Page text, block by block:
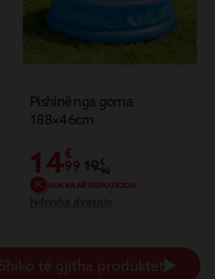
Pishinë nga goma
188×46cm
14€
99
NUK KA NË DISPOZICION
Shiko të gjitha produktet